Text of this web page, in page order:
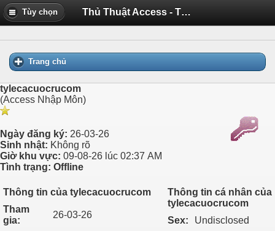
Tùy chọn Thủ Thuật Access - Thông tin của tylecacuocrucom
Trang chủ
tylecacuocrucom
(Access Nhập Môn)
Ngày đăng ký: 26-03-26
Sinh nhật: Không rõ
Giờ khu vực: 09-08-26 lúc 02:37 AM
Tình trạng: Offline
Thông tin của tylecacuocrucom
Tham
gia:
26-03-26
Thông tin cá nhân của
tylecacuocrucom
Sex:
Undisclosed